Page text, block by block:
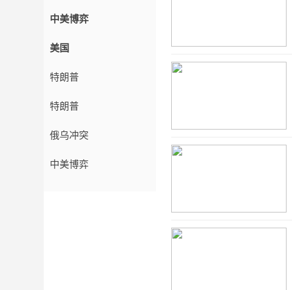
中美博弈
美国
特朗普
特朗普
俄乌冲突
中美博弈